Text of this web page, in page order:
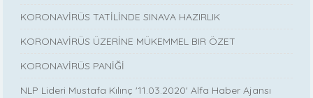
KORONAVİRÜS TATİLİNDE SINAVA HAZIRLIK
KORONAVİRÜS ÜZERİNE MÜKEMMEL BIR ÖZET
KORONAVİRÜS PANİĞİ
NLP Lideri Mustafa Kılınç '11.03.2020' Alfa Haber Ajansı